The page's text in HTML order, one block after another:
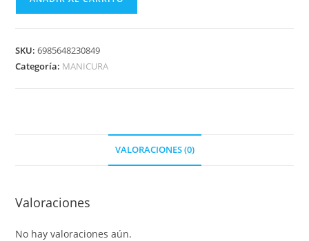
SKU:6985648230849
Categoría: MANICURA
VALORACIONES (0)
Valoraciones
No hay valoraciones aún.